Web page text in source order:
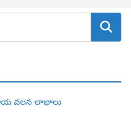
వలన లాభాలు